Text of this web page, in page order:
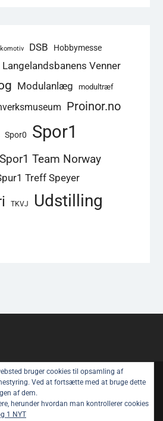
DSB Hobbymesse
Langelandsbanens Venner
Modulanlæg modultræf
Proinor.no
Spor0 Spor1
Spor1 Team Norway
Treff Speyer
TKVJ Udstilling
© All rights reserved.
Privatlivspolitik
bruger cookies til opsamling af
Ved at fortsætte med at bruge dette
af ​​dem.
herunder hvordan man kontrollerer cookies
1 NYT